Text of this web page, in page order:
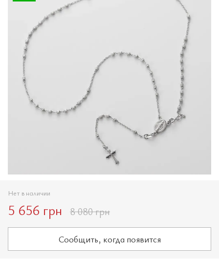
Нет в наличии
5 656 грн 8 080 грн
Сообщить, когда появится